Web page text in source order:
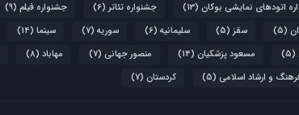
اتودهای نمایشی بوکان (13) جشنواره تئاتر (6) جشنواره فیلم (9)
(5) سقز (5) سلیمانیه (6) سوریه (7) سینما (14)
(5) مسعود پزشکیان (14) منصور جهانی (7) مهاباد (8)
و ارشاد اسلامی (5) کردستان (7)